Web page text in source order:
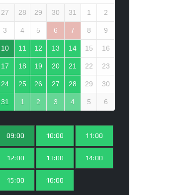
27 28 29 30 31 1 2
3 4 5 6 7 8 9
10 11 12 13 14 15 16
17 18 19 20 21 22 23
24 25 26 27 28 29 30
31 1 2 3 4 5 6
09:00 10:00 11:00
12:00 13:00 14:00
15:00 16:00